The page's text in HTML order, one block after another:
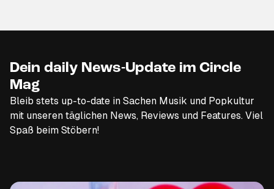
Dein daily News-Update im Circle
Mag
Bleib stets up-to-date in Sachen Musik und Popkultur
mit unseren täglichen News, Reviews und Features. Viel
Spaß beim Stöbern!